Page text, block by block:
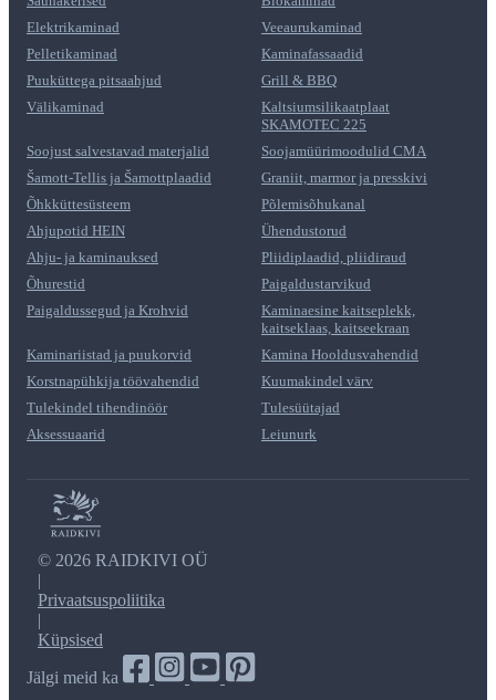
Elektrikaminad
Veeaurukaminad
Pelletikaminad
Kaminafassaadid
Puuküttega pitsaahjud
Grill & BBQ
Välikaminad
Kaltsiumsilikaatplaat
SKAMOTEC 225
Soojust salvestavad materjalid
Soojamüürimoodulid CMA
Šamott-Tellis ja Šamottplaadid
Graniit, marmor ja presskivi
Õhkküttesüsteem
Põlemisõhukanal
Ahjupotid HEIN
Ühendustorud
Ahju- ja kaminauksed
Pliidiplaadid, pliidiraud
Õhurestid
Paigaldustarvikud
Paigaldussegud ja Krohvid
Kaminaesine kaitseplekk,
kaitseklaas, kaitseekraan
Kaminariistad ja puukorvid
Kamina Hooldusvahendid
Korstnapühkija töövahendid
Kuumakindel värv
Tulekindel tihendinöör
Tulesüütajad
Aksessuaarid
Leiunurk
© 2026 RAIDKIVI OÜ
|
Privaatsuspoliitika
|
Küpsised
Jälgi meid ka